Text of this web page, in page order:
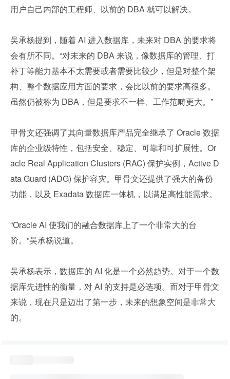
用户自己内部的工程师、以前的 DBA 就可以解决。
吴承杨提到，随着 AI 进入数据库，未来对 DBA 的要求将
会有所不同。“对未来的 DBA 来说，像数据库的管理、打
补丁等能力基本不太需要或者需要比较少，但是对整个架
构、整个数据应用方面的要求，会比以前的要求高很多。
虽然仍被称为 DBA，但是要求不一样、工作范畴更大。”
甲骨文还强调了其向量数据库产品完全继承了 Oracle 数据
库的企业级特性，包括安全、稳定、可靠和可扩展性。Or
acle Real Application Clusters (RAC) 保护实例，Active D
ata Guard (ADG) 保护容灾。甲骨文还提供了强大的备份
功能，以及 Exadata 数据库一体机，以满足高性能需求。
“Oracle AI 使我们的融合数据库上了一个非常大的台
阶。”吴承杨说道。
吴承杨表示，数据库的 AI 化是一个必然趋势。对于一个数
据库先进性的衡量，对 AI 的支持是必选项。而对于甲骨文
来说，现在只是迈出了第一步，未来的想象空间是非常大
的。